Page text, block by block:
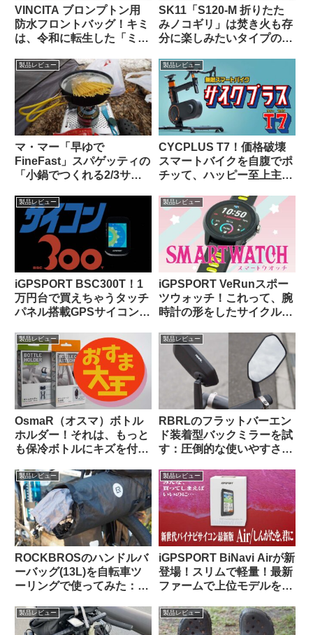
VINCITA ブロンプトン用
防水フロントバッグ！キミ
は、令和に転生した「ミニ
SK11「S120-M 折りたた
みノコギリ」は焚き火も存
分に楽しみたいタイプの自
くと便利な時がある
製品レビュー
マ・マー「早ゆで
FineFast」スパゲッティの
「小鍋でつくれる2/3サイ
【携行に便利・茹で時間は
3分】
製品レビュー
CYCPLUS T7！価格破壊
スマートバイクを自腹でポ
チッて、ハッピー至上主
製品レビュー
iGPSPORT BSC300T！1
万円台で買えちゃうタッチ
パネル搭載GPSサイコンっ
製品レビュー
iGPSPORT VeRunスポー
ツウォッチ！これって、腕
時計の形をしたサイクルコ
製品レビュー
OsmaR（オスマ）ボトル
ホルダー！それは、もっと
も保冷ボトルにキズを付け
ダー（のはず）！！
製品レビュー
RBRLのフラットバーエン
ド装着型バックミラーを試
す：圧倒的な使いやすさと
い】
製品レビュー
ROCKBROSのハンドルバ
ーバッグ(13L)を自転車ツ
ーリングで使ってみた：機
あり使っていて気持ちが良
い
製品レビュー
iGPSPORT BiNavi Airが新
登場！スリムで軽量！最新
ファームで上位モデルを下
製品レビュー 製品レビュー